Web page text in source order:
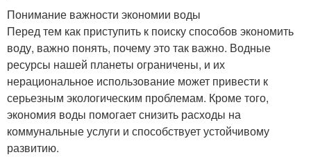
Понимание важности экономии воды
Перед тем как приступить к поиску способов экономить
воду, важно понять, почему это так важно. Водные
ресурсы нашей планеты ограничены, и их
нерациональное использование может привести к
серьезным экологическим проблемам. Кроме того,
экономия воды помогает снизить расходы на
коммунальные услуги и способствует устойчивому
развитию.